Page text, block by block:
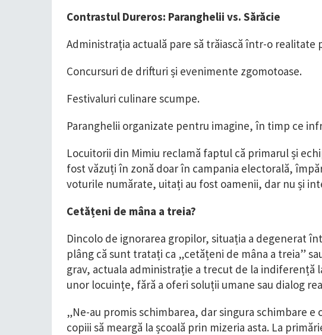
​Contrastul Dureros: Paranghelii vs. Sărăcie
​Administrația actuală pare să trăiască într-o realitate
​Concursuri de drifturi și evenimente zgomotoase.
​Festivaluri culinare scumpe.
​Paranghelii organizate pentru imagine, în timp ce
​Locuitorii din Mimiu reclamă faptul că primarul și
fost văzuți în zonă doar în campania electorală,
voturile numărate, uitați au fost oamenii, dar nu și
​Cetățeni de mâna a treia?
​Dincolo de ignorarea gropilor, situația a degenerat
plâng că sunt tratați ca „cetățeni de mâna a treia”
grav, actuala administrație a trecut de la indiferență
unor locuințe, fără a oferi soluții umane sau dialog
​„Ne-au promis schimbarea, dar singura schimbare e
copiii să meargă la școală prin mizeria asta. La